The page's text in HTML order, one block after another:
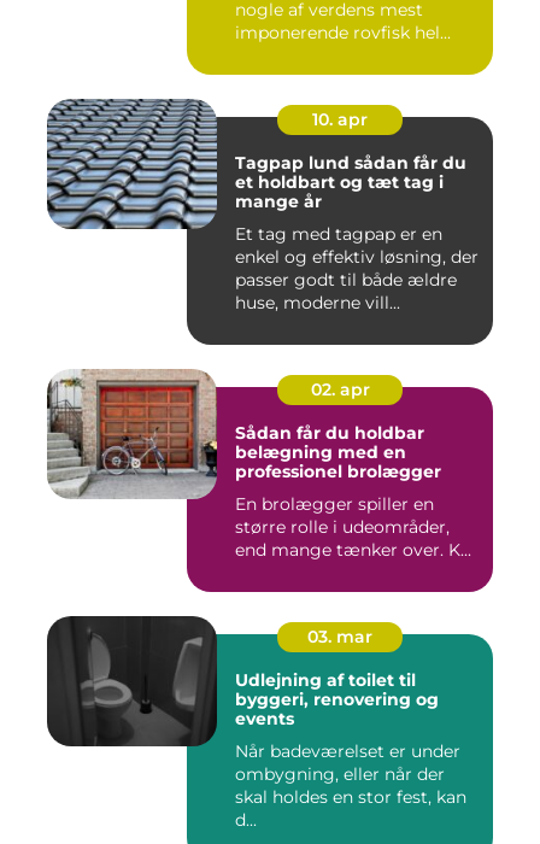
nogle af verdens mest
imponerende rovfisk hel...
10. apr
Tagpap lund sådan får du
et holdbart og tæt tag i
mange år
Et tag med tagpap er en
enkel og effektiv løsning, der
passer godt til både ældre
huse, moderne vill...
02. apr
Sådan får du holdbar
belægning med en
professionel brolægger
En brolægger spiller en
større rolle i udeområder,
end mange tænker over. K...
03. mar
Udlejning af toilet til
byggeri, renovering og
events
Når badeværelset er under
ombygning, eller når der
skal holdes en stor fest, kan
d...